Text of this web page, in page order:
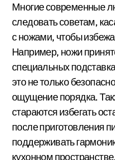
Многие современные
следовать советам,
с ножами, чтобы
Например, ножи
специальных
это не только
ощущение порядка.
стараются избегать
после приготовления
поддерживать
кухонном